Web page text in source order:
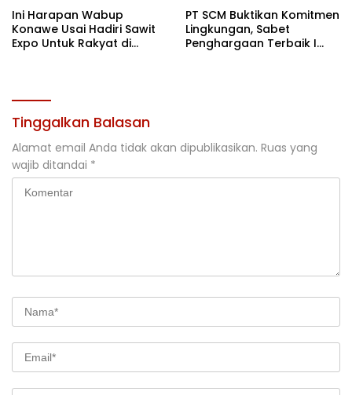
Ini Harapan Wabup
Konawe Usai Hadiri Sawit
Expo Untuk Rakyat di
PT SCM Buktikan Komitmen
Lingkungan, Sabet
Penghargaan Terbaik I
Tinggalkan Balasan
Alamat email Anda tidak akan dipublikasikan. Ruas yang
wajib ditandai *